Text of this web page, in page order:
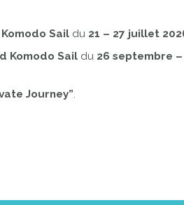
Sail du 21 – 27 juillet
Komodo Sail du 26 septembre
Journey”.